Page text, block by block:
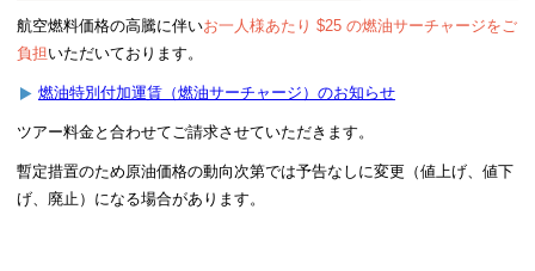
航空燃料価格の高騰に伴いお一人様あたり $25 の燃油サーチャージをご
負担いただいております。
燃油特別付加運賃（燃油サーチャージ）のお知らせ
ツアー料金と合わせてご請求させていただきます。
暫定措置のため原油価格の動向次第では予告なしに変更（値上げ、値下
げ、廃止）になる場合があります。